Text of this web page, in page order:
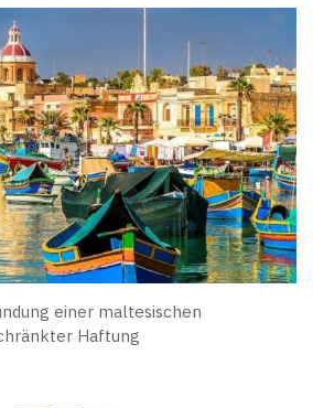
einer maltesischen
Haftung